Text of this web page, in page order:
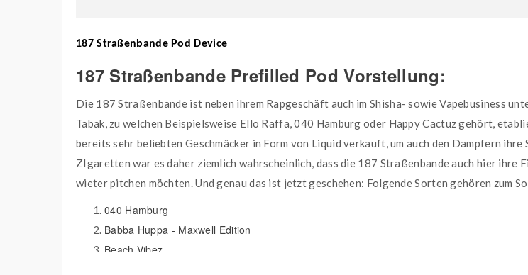
187 Straßenbande Pod Device
187 Straßenbande Prefilled Pod Vorstellung:
Die 187 Straßenbande ist neben ihrem Rapgeschäft auch im Shisha- sowie Vapebusiness
Tabak, zu welchen Beispielsweise Ello Raffa, 040 Hamburg oder Happy Cactuz gehört,
bereits sehr beliebten Geschmäcker in Form von Liquid verkauft, um auch den Dampfern
ZIgaretten war es daher ziemlich wahrscheinlich, dass die 187 Straßenbande auch hier
wieter pitchen möchten. Und genau das ist jetzt geschehen: Folgende Sorten gehören zum
040 Hamburg
Babba Huppa - Maxwell Edition
Beach Vibez